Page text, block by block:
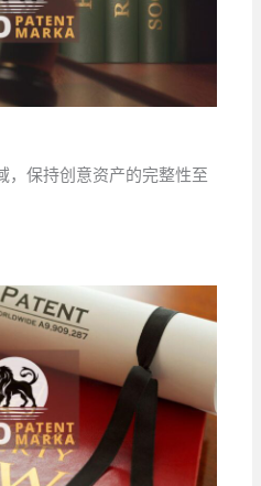
，保持创意资产的完整性至